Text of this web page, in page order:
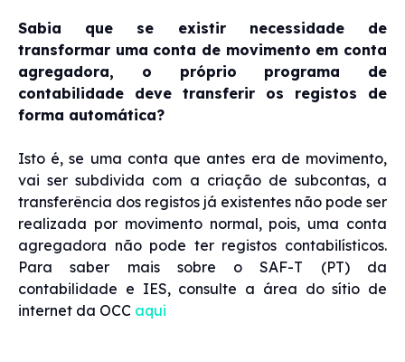
Sabia que se existir necessidade de
transformar uma conta de movimento em conta
agregadora, o próprio programa de
contabilidade deve transferir os registos de
forma automática?
Isto é, se uma conta que antes era de movimento,
vai ser subdivida com a criação de subcontas, a
transferência dos registos já existentes não pode ser
realizada por movimento normal, pois, uma conta
agregadora não pode ter registos contabilísticos.
Para saber mais sobre o SAF-T (PT) da
contabilidade e IES, consulte a área do sítio de
internet da OCC aqui